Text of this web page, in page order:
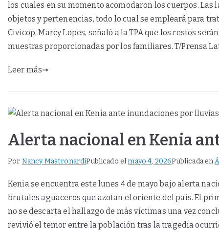
los cuales en su momento acomodaron los cuerpos.
objetos y pertenencias, todo lo cual se empleará para
Civicop, Marcy Lopes, señaló a la TPA que los restos
muestras proporcionadas por los familiares. T/Prensa
Leer más
Alerta nacional en Kenia
Por Nancy MastronardiPublicado elmayo 4, 2026Publicada en
Kenia se encuentra este lunes 4 de mayo bajo alerta
brutales aguaceros que azotan el oriente del país. El
no se descarta el hallazgo de más víctimas una vez
revivió el temor entre la población tras la tragedia